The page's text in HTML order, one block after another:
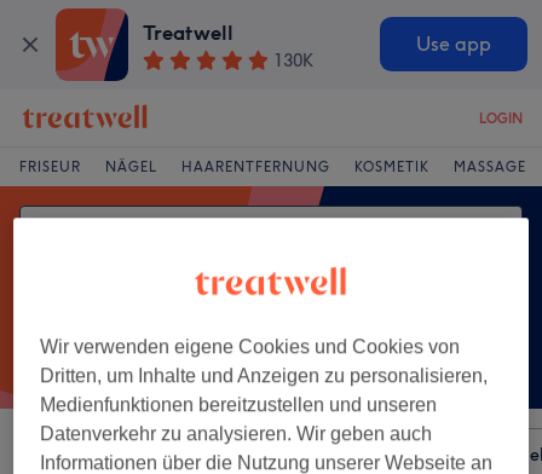
Treatwell
130K
Use app
LOGIN
FRISEUR NÄGEL HAARENTFERNUNG KOSMETIK MASSAGE
Sortieren nach Besonderheiten Salons
Wir verwenden eigene Cookies und Cookies von
Dritten, um Inhalte und Anzeigen zu personalisieren,
Medienfunktionen bereitzustellen und unseren
Datenverkehr zu analysieren. Wir geben auch
Informationen über die Nutzung unserer Webseite an